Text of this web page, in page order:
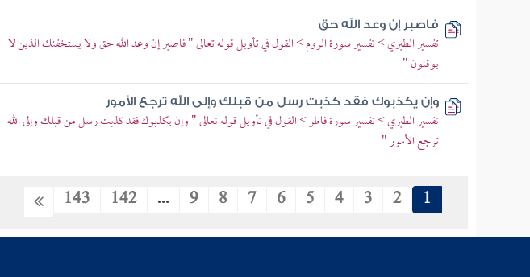
فاصبر إن وعد الله حق
تفسير الطبري > تفسير سورة الروم > القول في تأويل قوله تعالى " فاصبر إن وعد الله حق ولا يستخفنك الذين لا
يوقنون "
وإن يكذبوك فقد كذبت رسل من قبلك وإلى الله ترجع الأمور
تفسير الطبري > تفسير سورة فاطر > القول في تأويل قوله تعالى " وإن يكذبوك فقد كذبت رسل من قبلك وإلى الله
ترجع الأمور "
1
2
3
4
5
6
7
8
9
...
142
143